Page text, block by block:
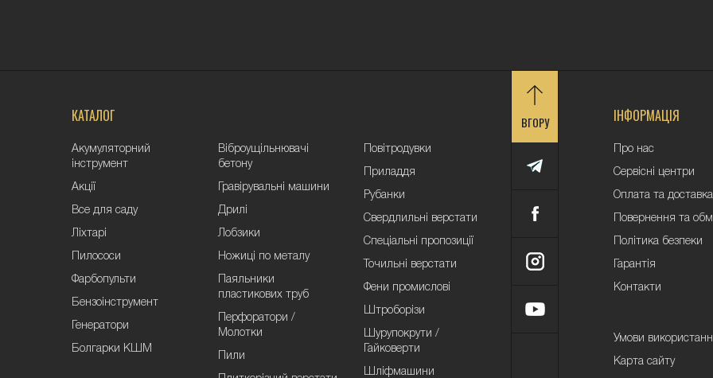
КАТАЛОГ
Акумуляторний
інструмент
Акції
Все для саду
Ліхтарі
Пилососи
Фарбопульти
Бензоінструмент
Генератори
Болгарки КШМ
Віброущільнювачі
бетону
Гравірувальні машини
Дрилі
Лобзики
Ножиці по металу
Паяльники
пластикових труб
Перфоратори /
Молотки
Пили
Повітродувки
Приладдя
Рубанки
Свердлильні верстати
Спеціальні пропозиції
Точильні верстати
Фени промислові
Штроборізи
Шурупокрути /
Гайковерти
Шліфмашини
ВГОРУ ІНФОРМАЦІЯ
Про нас
Сервісні центри
Оплата та доставка
Повернення та
Політика безпеки
Гарантія
Контакти
Умови
Карта сайту